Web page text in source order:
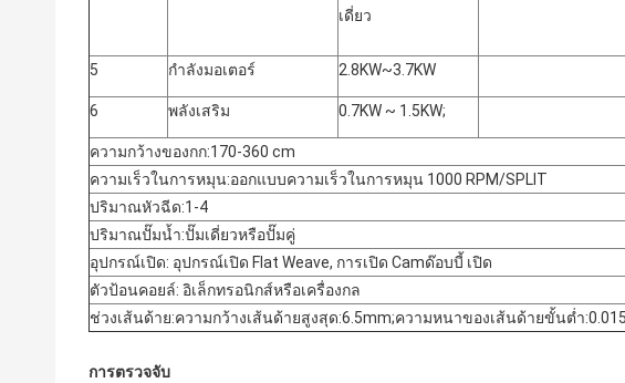
เดี่ยว
5
กำลังมอเตอร์ 2.8KW~3.7KW
6 พลังเสริม 0.7KW ~ 1.5KW;
ความกว้างของกก:170-360 cm
ความเร็วในการหมุน:ออกแบบความเร็วในการหมุน 1000 RPM/SPLIT
ปริมาณหัวฉีด:1-4
ปริมาณปั๊มน้ำ:ปั๊มเดี่ยวหรือปั๊มคู่
อุปกรณ์เปิด: อุปกรณ์เปิด Flat Weave, การเปิด Camด๊อบบี้ เปิด
ตัวป้อนคอยล์: อิเล็กทรอนิกส์หรือเครื่องกล
ช่วงเส้นด้าย:ความกว้างเส้นด้ายสูงสุด:6.5mm;ความหนาของเส้นด้ายขั้นต่ำ
การตรวจจับ